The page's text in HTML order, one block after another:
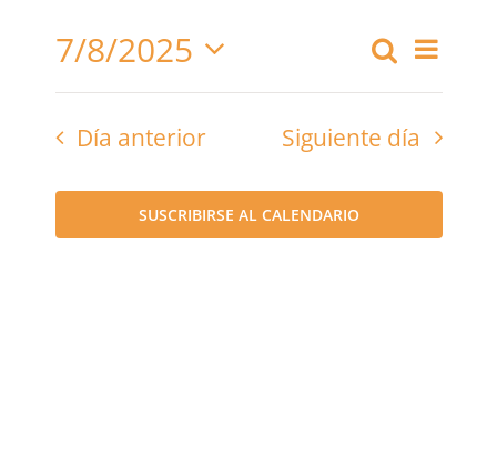
de
y
Buscar
de
Día
7/8/2025
Seleccionar
fecha.
Día anterior Siguiente día
SUSCRIBIRSE AL CALENDARIO